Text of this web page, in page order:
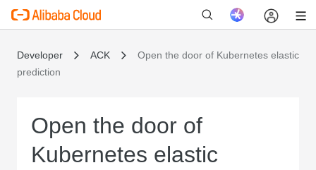
Developer ACK
Open the door of Kubernetes elastic
prediction
Open the door of
Kubernetes elastic